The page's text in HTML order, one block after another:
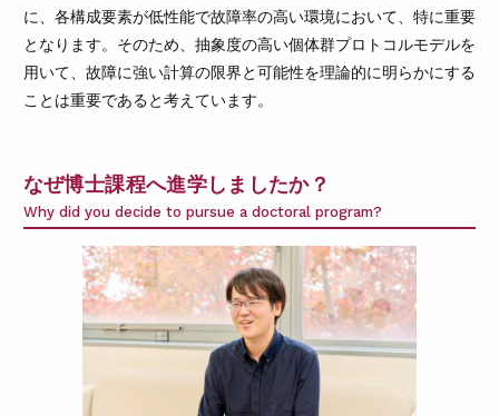
に、各構成要素が低性能で故障率の高い環境において、特に重要
となります。そのため、抽象度の高い個体群プロトコルモデルを
用いて、故障に強い計算の限界と可能性を理論的に明らかにする
ことは重要であると考えています。
なぜ博士課程へ進学しましたか？
Why did you decide to pursue a doctoral program?